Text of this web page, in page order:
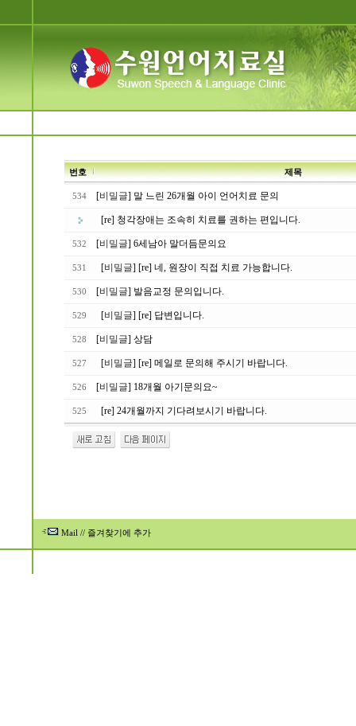
번호 제목
534 [비밀글] 말 느린 26개월 아이 언어치료 문의
[re] 청각장애는 조속히 치료를 권하는 편입니다.
532 [비밀글] 6세남아 말더듬문의요
531 [비밀글] [re] 네, 원장이 직접 치료 가능합니다.
530 [비밀글] 발음교정 문의입니다.
529 [비밀글] [re] 답변입니다.
528 [비밀글] 상담
527 [비밀글] [re] 메일로 문의해 주시기 바랍니다.
526 [비밀글] 18개월 아기문의요~
525 [re] 24개월까지 기다려보시기 바랍니다.
Mail // 즐겨찾기에 추가